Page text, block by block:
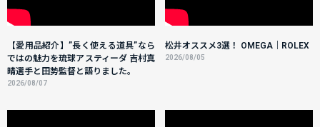
【愛用品紹介】”長く使える道具”なら
ではの魅力を琉球アスティーダ 吉村真
晴選手と田㔟監督と語りました。
2026/08/07
松井オススメ3選！ OMEGA｜ROLEX
2026/08/05